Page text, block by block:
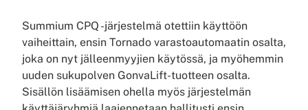
Summium CPQ -järjestelmä otettiin käyttöön
vaiheittain, ensin Tornado varastoautomaatin osalta,
joka on nyt jälleenmyyjien käytössä, ja myöhemmin
uuden sukupolven GonvaLift-tuotteen osalta.
Sisällön lisäämisen ohella myös järjestelmän